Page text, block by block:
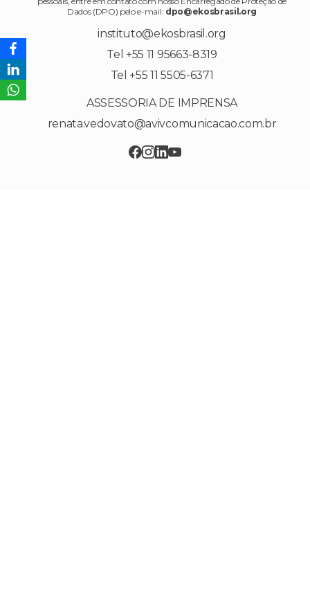
Dados (DPO) pelo e-mail: dpo@ekosbrasil.org
instituto@ekosbrasil.org
Tel +55 11 95663-8319
Tel +55 11 5505-6371
ASSESSORIA DE IMPRENSA
renata.vedovato@avivcomunicacao.com.br